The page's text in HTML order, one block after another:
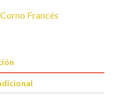
Francés